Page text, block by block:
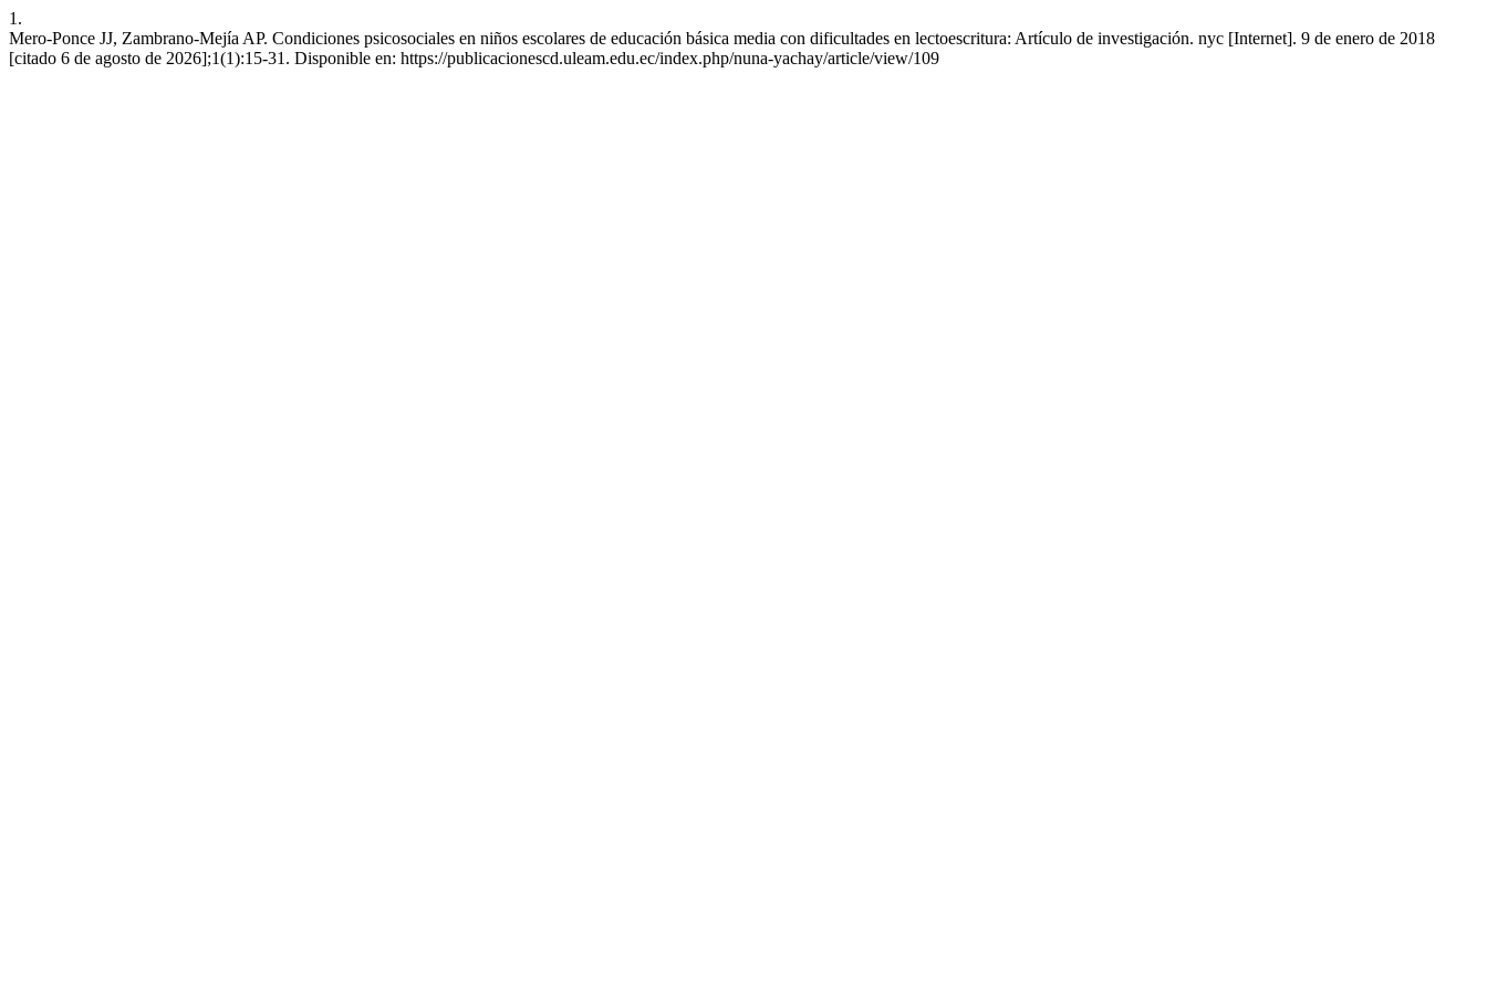
1.
Mero-Ponce JJ, Zambrano-Mejía AP. Condiciones psicosociales en niños escolares de educación básica media con dificultades en lectoescritura: Artículo de investigación. nyc [Internet]. 9 de enero de 2018
[citado 6 de agosto de 2026];1(1):15-31. Disponible en: https://publicacionescd.uleam.edu.ec/index.php/nuna-yachay/article/view/109